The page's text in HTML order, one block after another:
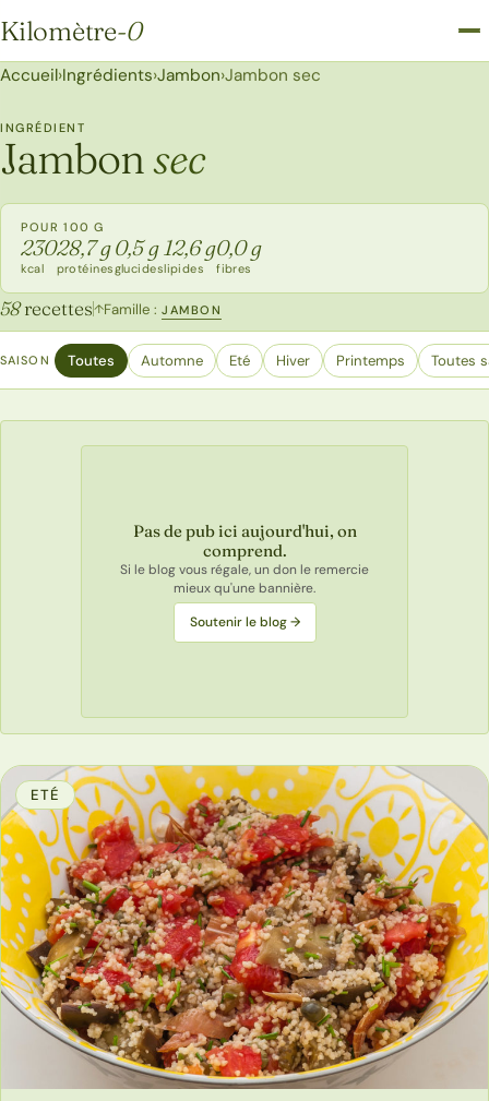
Kilomètre-0
Kilomètre-0
Accueil›Ingrédients›Jambon›Jambon sec
INGRÉDIENT
Jambonsec
POUR 100 G
230
kcal
28,7 g
protéines
0,5 g
glucides
12,6 g
lipides
0,0 g
fibres
58recettes↑Famille : JAMBON
SAISON Toutes Automne Eté Hiver Printemps Toutes
Pas de pub ici aujourd'hui, on
comprend.
Si le blog vous régale, un don le remercie
mieux qu'une bannière.
Soutenir le blog →
ETÉ